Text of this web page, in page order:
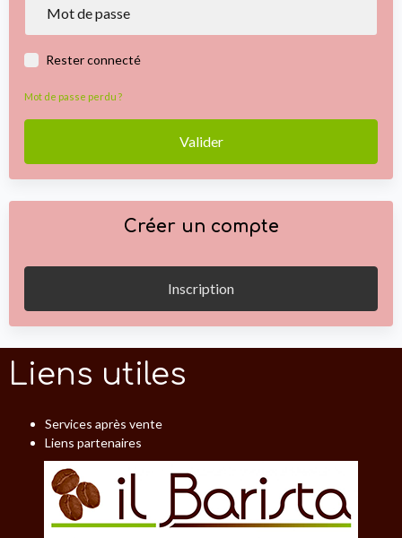
Rester connecté
Mot de passe perdu ?
Valider
Créer un compte
Inscription
Liens utiles
Services après vente
Liens partenaires